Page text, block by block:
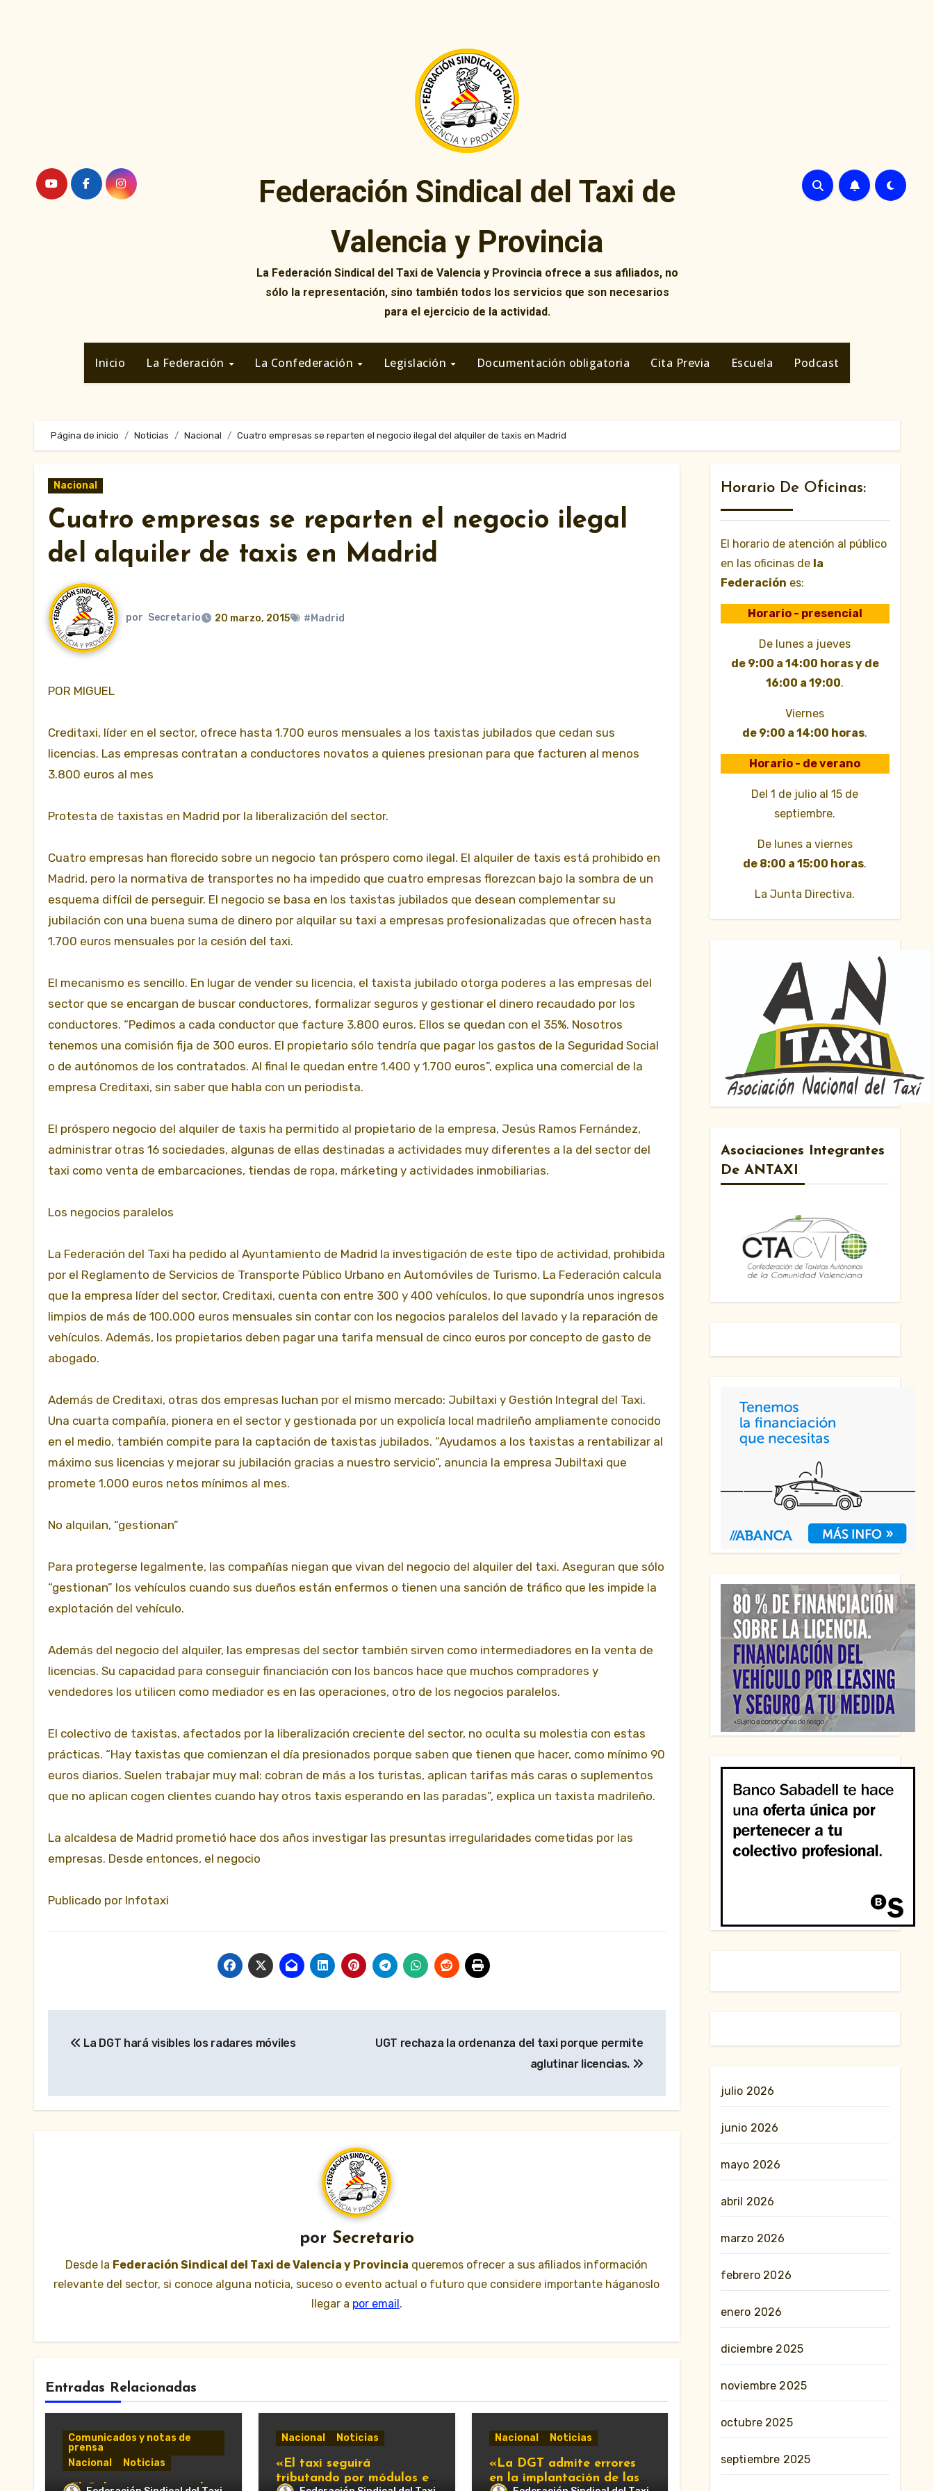
Federación Sindical del Taxi de
Valencia y Provincia
La Federación Sindical del Taxi de Valencia y Provincia ofrece a sus afiliados, no
sólo la representación, sino también todos los servicios que son necesarios
para el ejercicio de la actividad.
Inicio La Federación La Confederación Legislación Documentación obligatoria Cita Previa Escuela Podcast
Página de inicio Noticias Nacional Cuatro empresas se reparten el negocio ilegal del alquiler de taxis en Madrid
Nacional
Cuatro empresas se reparten el negocio ilegal
del alquiler de taxis en Madrid
por Secretario 20 marzo, 2015 #Madrid
POR MIGUEL
Creditaxi, líder en el sector, ofrece hasta 1.700 euros mensuales a los taxistas jubilados que cedan sus
licencias. Las empresas contratan a conductores novatos a quienes presionan para que facturen al menos
3.800 euros al mes
Protesta de taxistas en Madrid por la liberalización del sector.
Cuatro empresas han florecido sobre un negocio tan próspero como ilegal. El alquiler de taxis está prohibido en
Madrid, pero la normativa de transportes no ha impedido que cuatro empresas florezcan bajo la sombra de un
esquema difícil de perseguir. El negocio se basa en los taxistas jubilados que desean complementar su
jubilación con una buena suma de dinero por alquilar su taxi a empresas profesionalizadas que ofrecen hasta
1.700 euros mensuales por la cesión del taxi.
El mecanismo es sencillo. En lugar de vender su licencia, el taxista jubilado otorga poderes a las empresas del
sector que se encargan de buscar conductores, formalizar seguros y gestionar el dinero recaudado por los
conductores. “Pedimos a cada conductor que facture 3.800 euros. Ellos se quedan con el 35%. Nosotros
tenemos una comisión fija de 300 euros. El propietario sólo tendría que pagar los gastos de la Seguridad Social
o de autónomos de los contratados. Al final le quedan entre 1.400 y 1.700 euros”, explica una comercial de la
empresa Creditaxi, sin saber que habla con un periodista.
El próspero negocio del alquiler de taxis ha permitido al propietario de la empresa, Jesús Ramos Fernández,
administrar otras 16 sociedades, algunas de ellas destinadas a actividades muy diferentes a la del sector del
taxi como venta de embarcaciones, tiendas de ropa, márketing y actividades inmobiliarias.
Los negocios paralelos
La Federación del Taxi ha pedido al Ayuntamiento de Madrid la investigación de este tipo de actividad, prohibida
por el Reglamento de Servicios de Transporte Público Urbano en Automóviles de Turismo. La Federación calcula
que la empresa líder del sector, Creditaxi, cuenta con entre 300 y 400 vehículos, lo que supondría unos ingresos
limpios de más de 100.000 euros mensuales sin contar con los negocios paralelos del lavado y la reparación de
vehículos. Además, los propietarios deben pagar una tarifa mensual de cinco euros por concepto de gasto de
abogado.
Además de Creditaxi, otras dos empresas luchan por el mismo mercado: Jubiltaxi y Gestión Integral del Taxi.
Una cuarta compañía, pionera en el sector y gestionada por un expolicía local madrileño ampliamente conocido
en el medio, también compite para la captación de taxistas jubilados. “Ayudamos a los taxistas a rentabilizar al
máximo sus licencias y mejorar su jubilación gracias a nuestro servicio”, anuncia la empresa Jubiltaxi que
promete 1.000 euros netos mínimos al mes.
No alquilan, “gestionan”
Para protegerse legalmente, las compañías niegan que vivan del negocio del alquiler del taxi. Aseguran que sólo
“gestionan” los vehículos cuando sus dueños están enfermos o tienen una sanción de tráfico que les impide la
explotación del vehículo.
Además del negocio del alquiler, las empresas del sector también sirven como intermediadores en la venta de
licencias. Su capacidad para conseguir financiación con los bancos hace que muchos compradores y
vendedores los utilicen como mediador es en las operaciones, otro de los negocios paralelos.
El colectivo de taxistas, afectados por la liberalización creciente del sector, no oculta su molestia con estas
prácticas. “Hay taxistas que comienzan el día presionados porque saben que tienen que hacer, como mínimo 90
euros diarios. Suelen trabajar muy mal: cobran de más a los turistas, aplican tarifas más caras o suplementos
que no aplican cogen clientes cuando hay otros taxis esperando en las paradas”, explica un taxista madrileño.
La alcaldesa de Madrid prometió hace dos años investigar las presuntas irregularidades cometidas por las
empresas. Desde entonces, el negocio
Publicado por Infotaxi
de
La DGT hará visibles los radares móviles
UGT rechaza la ordenanza del taxi porque permite
aglutinar licencias.
por Secretario
Desde la Federación Sindical del Taxi de Valencia y Provincia queremos ofrecer a sus afiliados información
relevante del sector, si conoce alguna noticia, suceso o evento actual o futuro que considere importante háganoslo
llegar a por email.
Entradas Relacionadas
Comunicados y notas de
prensa
Nacional
Noticias
Nacional Noticias
«El taxi seguirá
tributando por módulos en
Nacional Noticias
«La DGT admite errores
en la implantación de las
Horario De Oficinas:
El horario de atención al público
en las oficinas de la
Federación es:
Horario - presencial
De lunes a jueves
de 9:00 a 14:00 horas y de
16:00 a 19:00.
Viernes
de 9:00 a 14:00 horas.
Horario - de verano
Del 1 de julio al 15 de
septiembre.
De lunes a viernes
de 8:00 a 15:00 horas.
La Junta Directiva.
Asociaciones Integrantes
De ANTAXI
julio 2026
junio 2026
mayo 2026
abril 2026
marzo 2026
febrero 2026
enero 2026
diciembre 2025
noviembre 2025
octubre 2025
septiembre 2025